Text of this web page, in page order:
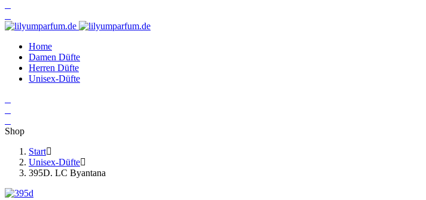
Home
Damen Düfte
Herren Düfte
Unisex-Düfte
Shop
Start
Unisex-Düfte
395D. LC Byantana